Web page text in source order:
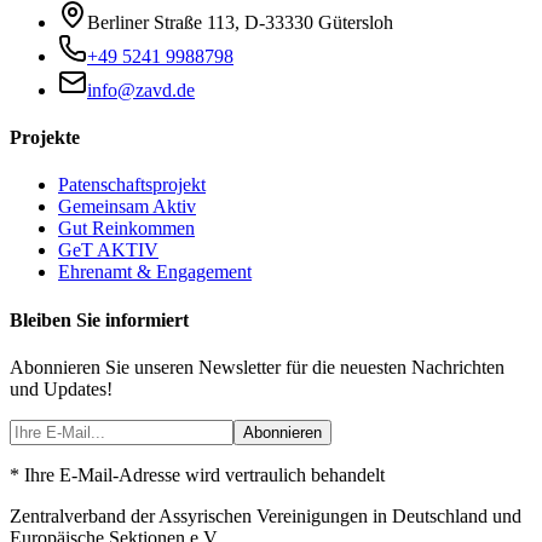
Berliner Straße 113, D-33330 Gütersloh
+49 5241 9988798
info@zavd.de
Projekte
Patenschaftsprojekt
Gemeinsam Aktiv
Gut Reinkommen
GeT AKTIV
Ehrenamt & Engagement
Bleiben Sie informiert
Abonnieren Sie unseren Newsletter für die neuesten Nachrichten
und Updates!
Abonnieren
* Ihre E-Mail-Adresse wird vertraulich behandelt
Zentralverband der Assyrischen Vereinigungen in Deutschland und
Europäische Sektionen e.V.